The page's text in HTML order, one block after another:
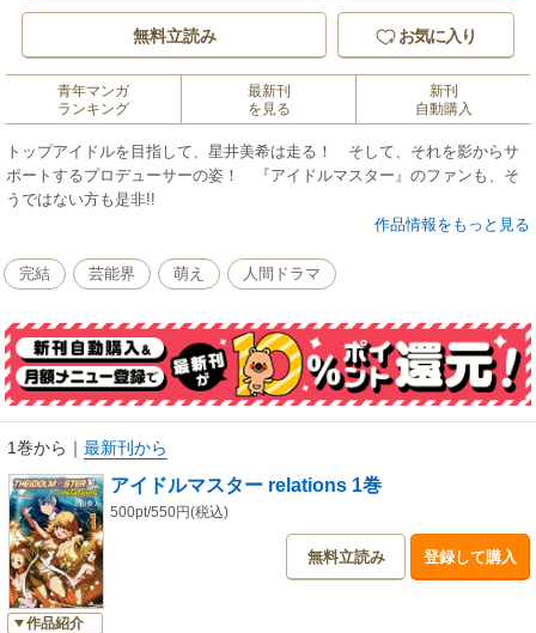
無料立読み お気に入り
青年マンガ
ランキング
最新刊
を見る
新刊
自動購入
トップアイドルを目指して、星井美希は走る！ そして、それを影からサ
ポートするプロデューサーの姿！ 『アイドルマスター』のファンも、そ
うではない方も是非!!
作品情報をもっと見る
完結 芸能界 萌え 人間ドラマ
1巻から ｜ 最新刊から
作品紹介
アイドルマスター relations 1巻
500pt/550円(税込)
無料立読み 登録して購入